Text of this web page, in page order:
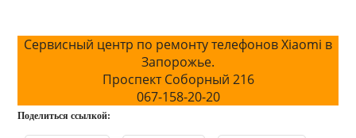
Сервисный центр по ремонту телефонов Xiaomi в
Запорожье.
Проспект Соборный 216
067-158-20-20
Поделиться ссылкой: